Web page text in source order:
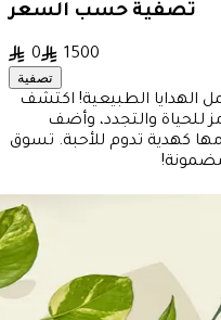
تصفية حسب السعر
0 1500
تصفية
الهدايا الطبيعية! اكتشف
للحياة والتجدد، وأضف
كهدية تدوم للأحبة. تسوق